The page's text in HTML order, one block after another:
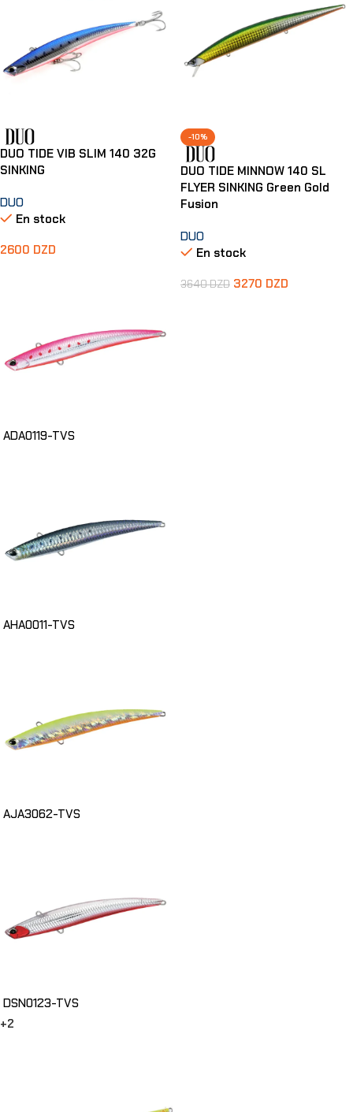
DUO TIDE VIB SLIM 140 32G
SINKING
DUO
En stock
2600 DZD
ADA0119-TVS
AHA0011-TVS
AJA3062-TVS
DSN0123-TVS
+2
-10%
DUO TIDE MINNOW 140 SL
FLYER SINKING Green Gold
Fusion
DUO
En stock
3640DZD 3270 DZD